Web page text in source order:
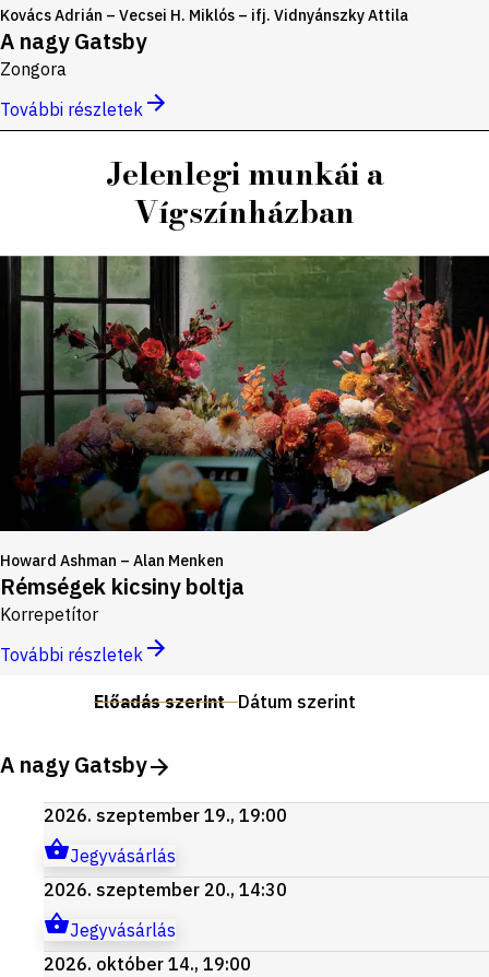
Kovács Adrián – Vecsei H. Miklós – ifj. Vidnyánszky Attila
A nagy Gatsby
Zongora
További részletek
Jelenlegi munkái a
Vígszínházban
Howard Ashman – Alan Menken
Rémségek kicsiny boltja
Korrepetítor
További részletek
Előadás szerint Dátum szerint
A nagy Gatsby
2026. szeptember 19., 19:00
Jegyvásárlás
2026. szeptember 20., 14:30
Jegyvásárlás
2026. október 14., 19:00